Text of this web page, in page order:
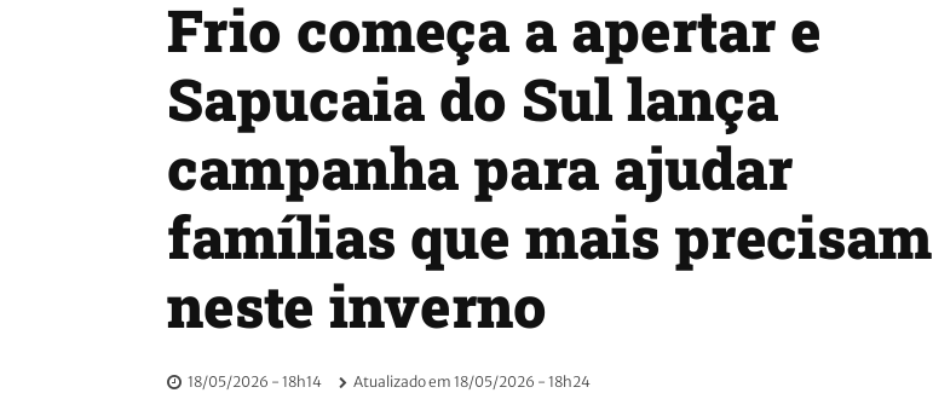
Frio começa a apertar e
Sapucaia do Sul lança
campanha para ajudar
famílias que mais precisam
neste inverno
18/05/2026 - 18h14 Atualizado em 18/05/2026 - 18h24